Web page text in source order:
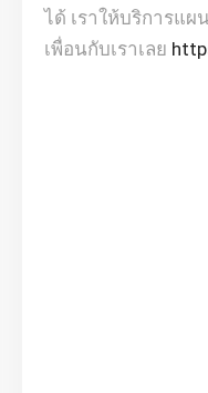
ได้ เราให้บริการแ
เพื่อนกับเราเลย